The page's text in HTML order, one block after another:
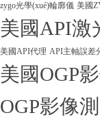
zygo光學(xué)輪廓儀 美國
美國API激
美國API代理 API主軸誤差
美國OGP
OGP影像